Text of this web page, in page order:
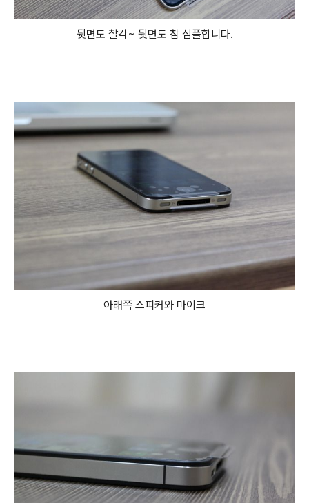
뒷면도 찰칵~ 뒷면도 참 심플합니다.
아래쪽 스피커와 마이크